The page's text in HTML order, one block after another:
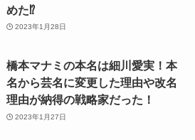
めた⁉
2023年1月28日
橋本マナミの本名は細川愛実！本
名から芸名に変更した理由や改名
理由が納得の戦略家だった！
2023年1月27日